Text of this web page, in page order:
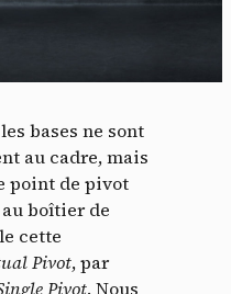
bases ne sont
au cadre, mais
point de pivot
boîtier de
cette
Pivot, par
Pivot. Nous